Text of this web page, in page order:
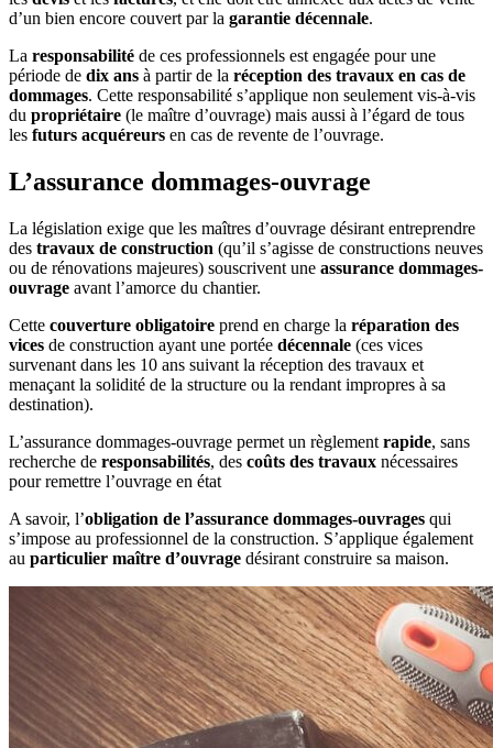
d’un bien encore couvert par la garantie décennale.
La responsabilité de ces professionnels est engagée pour une
période de dix ans à partir de la réception des travaux en cas de
dommages. Cette responsabilité s’applique non seulement vis-à-vis
du propriétaire (le maître d’ouvrage) mais aussi à l’égard de tous
les futurs acquéreurs en cas de revente de l’ouvrage.
L’assurance dommages-ouvrage
La législation exige que les maîtres d’ouvrage désirant entreprendre
des travaux de construction (qu’il s’agisse de constructions neuves
ou de rénovations majeures) souscrivent une assurance dommages-
ouvrage avant l’amorce du chantier.
Cette couverture obligatoire prend en charge la réparation des
vices de construction ayant une portée décennale (ces vices
survenant dans les 10 ans suivant la réception des travaux et
menaçant la solidité de la structure ou la rendant impropres à sa
destination).
L’assurance dommages-ouvrage permet un règlement rapide, sans
recherche de responsabilités, des coûts des travaux nécessaires
pour remettre l’ouvrage en état
A savoir, l’obligation de l’assurance dommages-ouvrages qui
s’impose au professionnel de la construction. S’applique également
au particulier maître d’ouvrage désirant construire sa maison.